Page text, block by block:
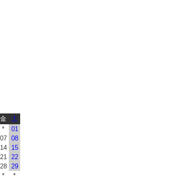
金
土
*
01
07
08
14
15
21
22
28
29
* *